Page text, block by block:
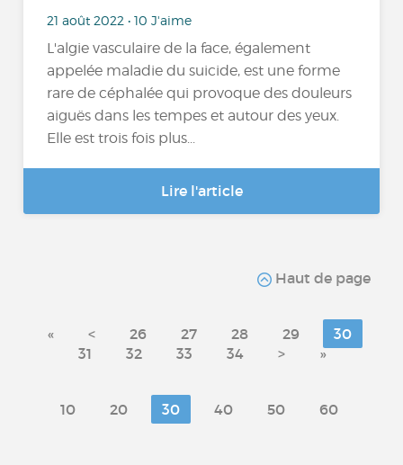
21 août 2022 • 10 J'aime
L'algie vasculaire de la face, également
appelée maladie du suicide, est une forme
rare de céphalée qui provoque des douleurs
aiguës dans les tempes et autour des yeux.
Elle est trois fois plus...
Lire l'article
Haut de page
« < 26 27 28 29
30
31
32 33 34 > »
10 20 30 40 50 60